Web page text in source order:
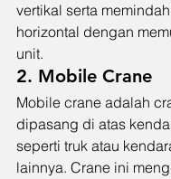
vertikal serta
horizontal dengan
unit.
2. Mobile Crane
Mobile crane adalah
dipasang di atas
seperti truk atau
lainnya. Crane ini